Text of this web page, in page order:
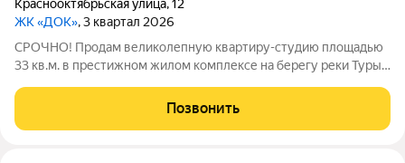
Краснооктябрьская улица,12
ЖК «ДОК», 3 квартал 2026
СРОЧНО! Продам великолепную квартиру-студию площадью
33 кв.м. в престижном жилом комплексе на берегу реки Туры!
день вы сможете наслаждаться захватывающими видами на
реку, Мост Влюбленных и
Позвонить